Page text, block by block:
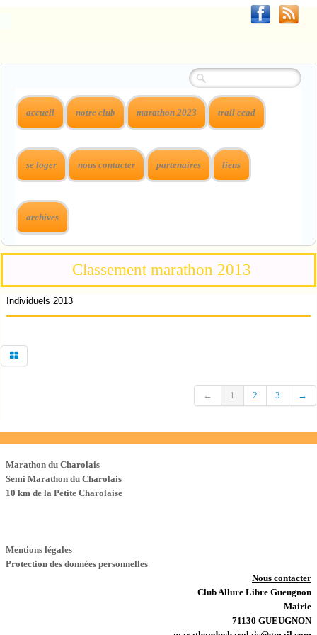
accueil notre club marathon 2023 trail cead
se loger nous contacter partenaires liens
archives
Classement marathon 2013
Individuels 2013
← 1 2 3 →
Marathon du Charolais
Semi Marathon du Charolais
10 km de la Petite Charolaise
Mentions légales
Protection des données personnelles
Nous contacter
Club Allure Libre Gueugnon
Mairie
71130 GUEUGNON